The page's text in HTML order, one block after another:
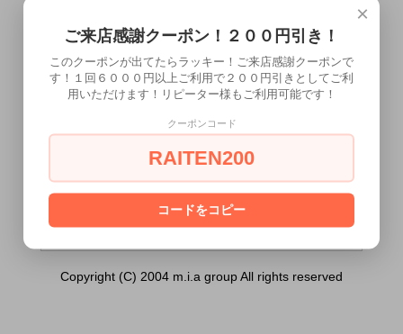
リア ５Ｌ （１個））は18歳未満の方に
[ はい ] [ いいえ ]
Copyright (C) 2004 m.i.a group All rights reserved
×
ご来店感謝クーポン！２００円引き！
このクーポンが出てたらラッキー！ご来店感謝クーポンで
す！１回６０００円以上ご利用で２００円引きとしてご利
用いただけます！リピーター様もご利用可能です！
クーポンコード
RAITEN200
コードをコピー